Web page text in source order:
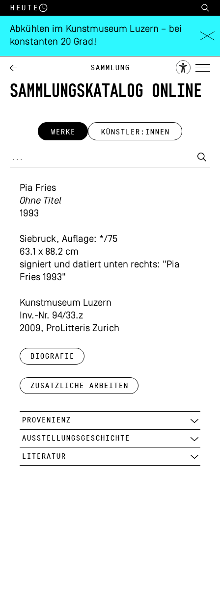
Heute
Abkühlen im Kunstmuseum Luzern – bei
konstanten 20 Grad!
Sammlung
SAMMLUNGSKATALOG ONLINE
WERKE KÜNSTLER:INNEN
Pia Fries
Ohne Titel
1993
Siebruck, Auflage: */75
63.1 x 88.2 cm
signiert und datiert unten rechts: "Pia
Fries 1993"
Kunstmuseum Luzern
Inv.-Nr. 94/33.z
2009, ProLitteris Zurich
Biografie
Zusätzliche Arbeiten
PROVENIENZ
AUSSTELLUNGSGESCHICHTE
LITERATUR